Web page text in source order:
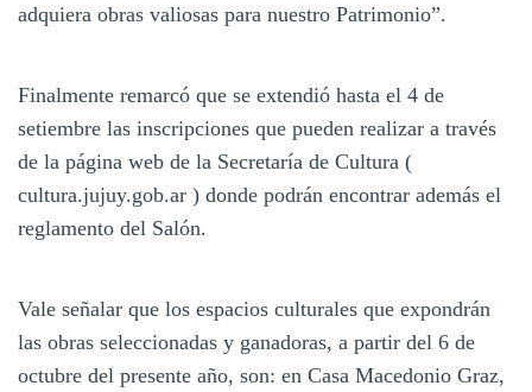
adquiera obras valiosas para nuestro Patrimonio”.
Finalmente remarcó que se extendió hasta el 4 de
setiembre las inscripciones que pueden realizar a través
de la página web de la Secretaría de Cultura (
cultura.jujuy.gob.ar ) donde podrán encontrar además el
reglamento del Salón.
Vale señalar que los espacios culturales que expondrán
las obras seleccionadas y ganadoras, a partir del 6 de
octubre del presente año, son: en Casa Macedonio Graz,